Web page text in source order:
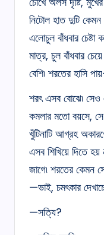
নিটোল হাত দুটি কেমন
এলোচুল বাঁধবার
মাত্র, চুল বাঁধবার
বেশি৷ শরতের হাসি
শরৎ এসব বোঝে৷ সেও
কমলার মতো বয়সে,
খুঁটিনাটি আগ্রহ
এসব শিখিয়ে দিতে
জাগে৷ শরতের কেমন
—ভাই, চমৎকার
—সত্যি?